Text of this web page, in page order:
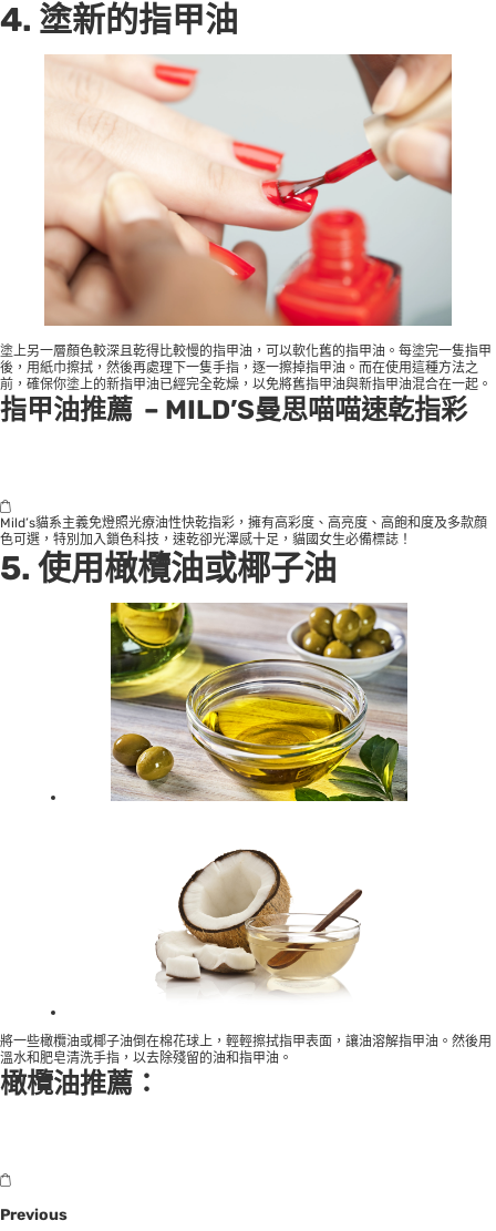
4. 塗新的指甲油
塗上另一層顏色較深且乾得比較慢的指甲油，可以軟化舊的指甲油。每塗完一隻指甲
後，用紙巾擦拭，然後再處理下一隻手指，逐一擦掉指甲油。而在使用這種方法之
前，確保你塗上的新指甲油已經完全乾燥，以免將舊指甲油與新指甲油混合在一起。
指甲油推薦 – MILD’S曼思喵喵速乾指彩
Mild’s貓系主義免燈照光療油性快乾指彩，擁有高彩度、高亮度、高飽和度及多款顔
色可選，特別加入鎖色科技，速乾卻光澤感十足，貓國女生必備標誌！
5. 使用橄欖油或椰子油
將一些橄欖油或椰子油倒在棉花球上，輕輕擦拭指甲表面，讓油溶解指甲油。然後用
溫水和肥皂清洗手指，以去除殘留的油和指甲油。
橄欖油推薦：
Previous